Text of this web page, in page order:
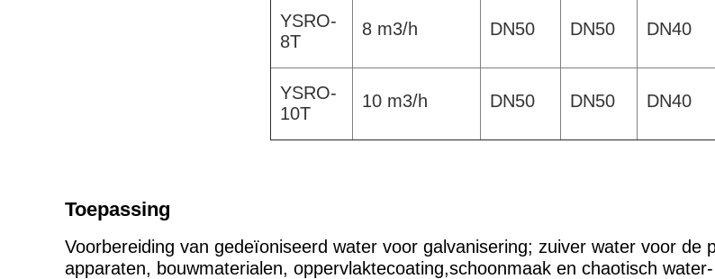
YSRO-
8T
8 m3/h DN50 DN50 DN40
YSRO-
10T
10 m3/h DN50 DN50 DN40
Toepassing
Voorbereiding van gedeïoniseerd water voor galvanisering; zuiver water voor de
apparaten, bouwmaterialen, oppervlaktecoating,schoonmaak en chaotisch